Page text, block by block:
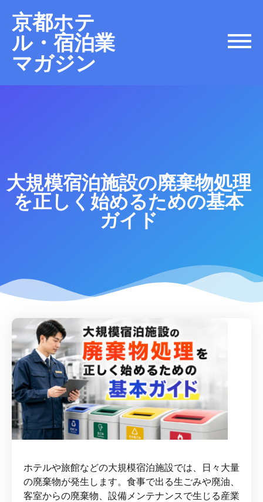
京都ホテ
ル・宿泊業
マガジン
大規模宿泊施設の廃棄物処理
を正しく始めるための基本
ガイド
ホテルや旅館などの大規模宿泊施設では、日々大量
の廃棄物が発生します。食事で出る生ごみや廃油、
客室からの廃棄物、設備メンテナンスで生じる産業